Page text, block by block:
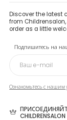
Discover the latest
from Childrensalon,
order as a little
Подпишитесь на
Ознакомьтесь с нашим
CHILDRENSALON